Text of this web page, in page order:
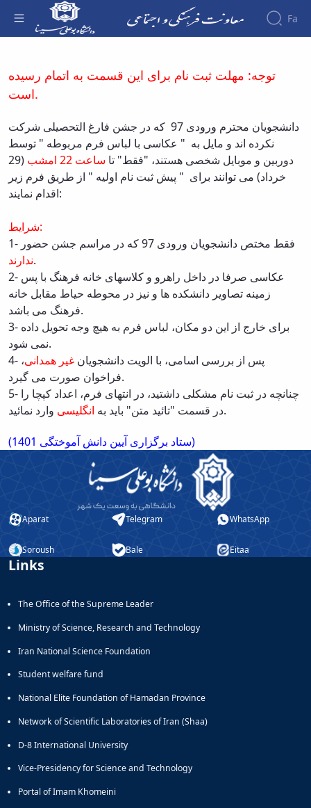
Fa
About the
Vice-
Chancellery
Vice
Chancellor
Goals
and
Responsibilities
Contact
Vice-
Chancellery
Organizational
structure
Director
of
Cultural
and
Social
Planning
Director
of
Cultural
and
Support
توجه: مهلت ثبت نام برای این قسمت به اتمام رسیده
است.
دانشجویان محترم ورودی 97 که در جشن فارغ التحصیلی شرکت
نکرده اند و مایل به " عکاسی با لباس فرم مربوطه " توسط
دوربین و موبایل شخصی هستند، "فقط" تا ساعت 22 امشب (29
خرداد) می توانند برای " پیش ثبت نام اولیه " از طریق فرم زیر
اقدام نمایند:
شرایط:
1- فقط مختص دانشجویان ورودی 97 که در مراسم جشن حضور
ندارند.
2- عکاسی صرفا در داخل راهرو و کلاسهای خانه فرهنگ با پس
زمینه تصاویر دانشکده ها و نیز در محوطه حیاط مقابل خانه
فرهنگ می باشد.
3- برای خارج از این دو مکان، لباس فرم به هیچ وجه تحویل داده
نمی شود.
4- پس از بررسی اسامی، با الویت دانشجویان غیر همدانی،
فراخوان صورت می گیرد.
5-
در قسمت "تائید متن" باید به انگلیسی وارد نمائید.
(ستاد برگزاری آیین دانش آموختگی 1401)
Aparat Telegram WhatsApp
Soroush Bale Eitaa
Links
The Office of the Supreme Leader
Ministry of Science, Research and Technology
Iran National Science Foundation
Student welfare fund
National Elite Foundation of Hamadan Province
Network of Scientific Laboratories of Iran (Shaa)
D-8 International University
Vice-Presidency for Science and Technology
Portal of Imam Khomeini